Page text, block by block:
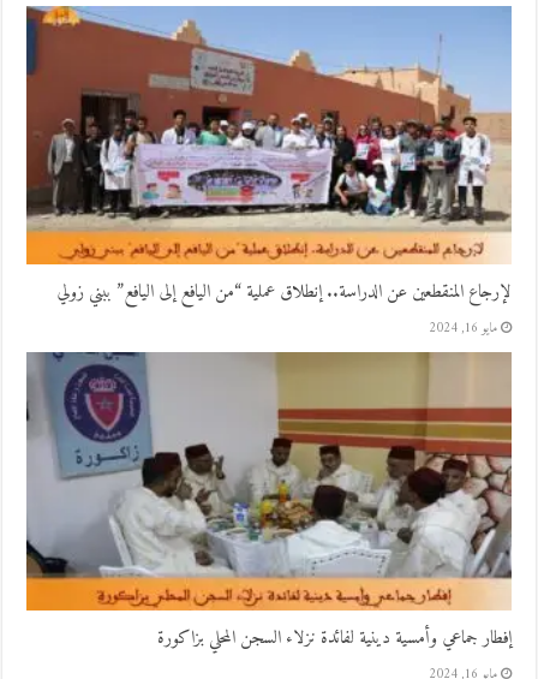
لإرجاع المنقطعين عن الدراسة.. إنطلاق عملية “من اليافع إلى اليافع” ببني زولي
مايو 16, 2024
إفطار جماعي وأمسية دينية لفائدة نزلاء السجن المحلي بزاكورة
مايو 16, 2024